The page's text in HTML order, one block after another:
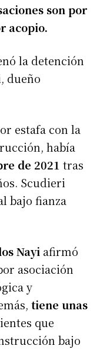
son por
acopio.
la detención
dueño
estafa con la
había
de 2021 tras
Scudieri
bajo fianza
Nayi afirmó
asociación
y
tiene unas
que
bajo